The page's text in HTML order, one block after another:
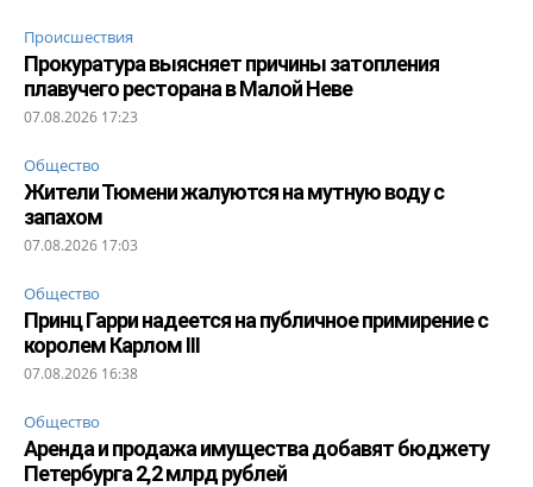
Происшествия
Прокуратура выясняет причины затопления
плавучего ресторана в Малой Неве
07.08.2026 17:23
Общество
Жители Тюмени жалуются на мутную воду с
запахом
07.08.2026 17:03
Общество
Принц Гарри надеется на публичное примирение с
королем Карлом III
07.08.2026 16:38
Общество
Аренда и продажа имущества добавят бюджету
Петербурга 2,2 млрд рублей